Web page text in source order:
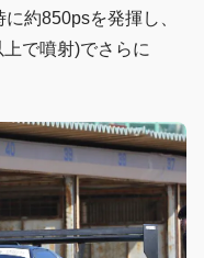
約850psを発揮し、
で噴射)でさらに